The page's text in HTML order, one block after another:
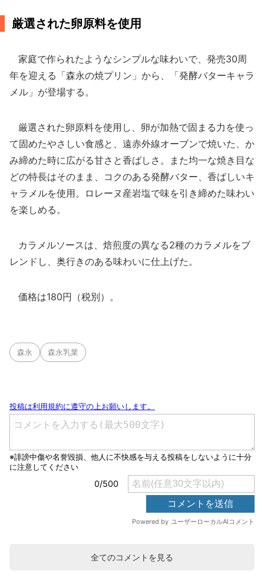
厳選された卵原料を使用
家庭で作られたようなシンプルな味わいで、発売30周
年を迎える「森永の焼プリン」から、「発酵バターキャラ
メル」が登場する。
厳選された卵原料を使用し、卵が加熱で固まる力を使っ
て固めたやさしい食感と、遠赤外線オーブンで焼いた、か
み締めた時に広がる甘さと香ばしさ。また均一な焼き目な
どの特長はそのまま、コクのある発酵バター、香ばしいキ
ャラメルを使用。ロレーヌ産岩塩で味を引き締めた味わい
を楽しめる。
カラメルソースは、焙煎度の異なる2種のカラメルをブ
レンドし、奥行きのある味わいに仕上げた。
価格は180円（税別）。
森永 森永乳業
全てのコメントを見る